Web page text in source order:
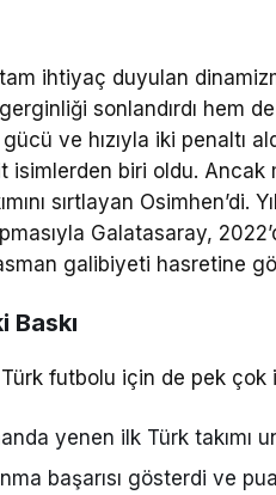
ihtiyaç duyulan
sonlandırdı hem
ve hızıyla iki penaltı
biri oldu. Ancak
sırtlayan Osimhen’di.
Galatasaray,
galibiyeti hasretine
futbolu için de pek çok
yenen ilk Türk takımı
başarısı gösterdi ve